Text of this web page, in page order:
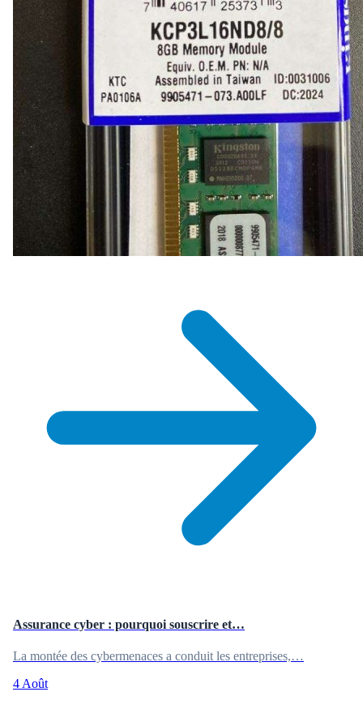
Assurance cyber : pourquoi souscrire et…
La montée des cybermenaces a conduit les entreprises,…
4 Août